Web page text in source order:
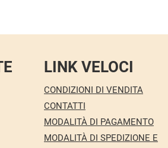
LINK VELOCI
CONDIZIONI DI VENDITA
CONTATTI
MODALITÀ DI PAGAMENTO
MODALITÀ DI SPEDIZIONE E